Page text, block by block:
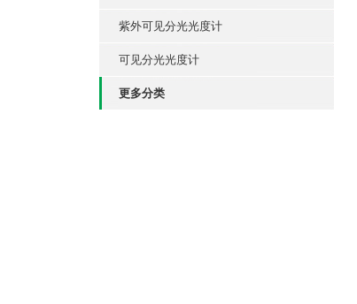
紫外可见分光光度计
可见分光光度计
更多分类